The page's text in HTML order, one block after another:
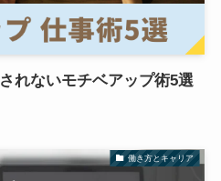
れないモチベアップ術5選
働き方とキャリア